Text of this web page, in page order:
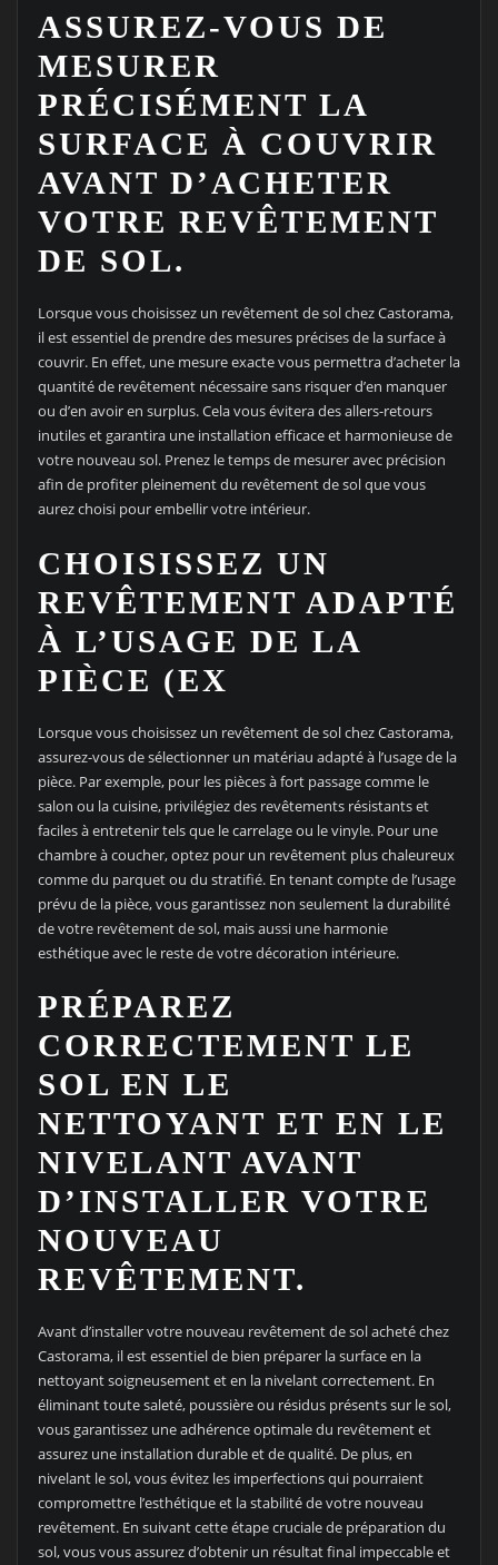
ASSUREZ-VOUS DE
MESURER
PRÉCISÉMENT LA
SURFACE À COUVRIR
AVANT D’ACHETER
VOTRE REVÊTEMENT
DE SOL.
Lorsque vous choisissez un revêtement de sol chez Castorama,
il est essentiel de prendre des mesures précises de la surface à
couvrir. En effet, une mesure exacte vous permettra d’acheter la
quantité de revêtement nécessaire sans risquer d’en manquer
ou d’en avoir en surplus. Cela vous évitera des allers-retours
inutiles et garantira une installation efficace et harmonieuse de
votre nouveau sol. Prenez le temps de mesurer avec précision
afin de profiter pleinement du revêtement de sol que vous
aurez choisi pour embellir votre intérieur.
CHOISISSEZ UN
REVÊTEMENT ADAPTÉ
À L’USAGE DE LA
PIÈCE (EX
Lorsque vous choisissez un revêtement de sol chez Castorama,
assurez-vous de sélectionner un matériau adapté à l’usage de la
pièce. Par exemple, pour les pièces à fort passage comme le
salon ou la cuisine, privilégiez des revêtements résistants et
faciles à entretenir tels que le carrelage ou le vinyle. Pour une
chambre à coucher, optez pour un revêtement plus chaleureux
comme du parquet ou du stratifié. En tenant compte de l’usage
prévu de la pièce, vous garantissez non seulement la durabilité
de votre revêtement de sol, mais aussi une harmonie
esthétique avec le reste de votre décoration intérieure.
PRÉPAREZ
CORRECTEMENT LE
SOL EN LE
NETTOYANT ET EN LE
NIVELANT AVANT
D’INSTALLER VOTRE
NOUVEAU
REVÊTEMENT.
Avant d’installer votre nouveau revêtement de sol acheté chez
Castorama, il est essentiel de bien préparer la surface en la
nettoyant soigneusement et en la nivelant correctement. En
éliminant toute saleté, poussière ou résidus présents sur le sol,
vous garantissez une adhérence optimale du revêtement et
assurez une installation durable et de qualité. De plus, en
nivelant le sol, vous évitez les imperfections qui pourraient
compromettre l’esthétique et la stabilité de votre nouveau
revêtement. En suivant cette étape cruciale de préparation du
sol, vous vous assurez d’obtenir un résultat final impeccable et